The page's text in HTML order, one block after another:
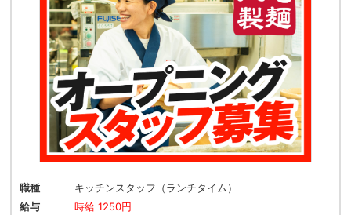
職種
キッチンスタッフ（ランチタイム）
給与
時給 1250円